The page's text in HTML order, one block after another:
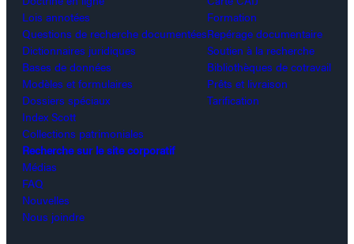
Lois annotées
Questions de recherche documentées
Dictionnaires juridiques
Bases de données
Modèles et formulaires
Dossiers spéciaux
Index Scott
Collections patrimoniales
Formation
Repérage documentaire
Soutien à la recherche
Bibliothèques de cotravail
Prêts et livraison
Tarification
Recherche sur le site corporatif
Médias
FAQ
Nouvelles
Nous joindre